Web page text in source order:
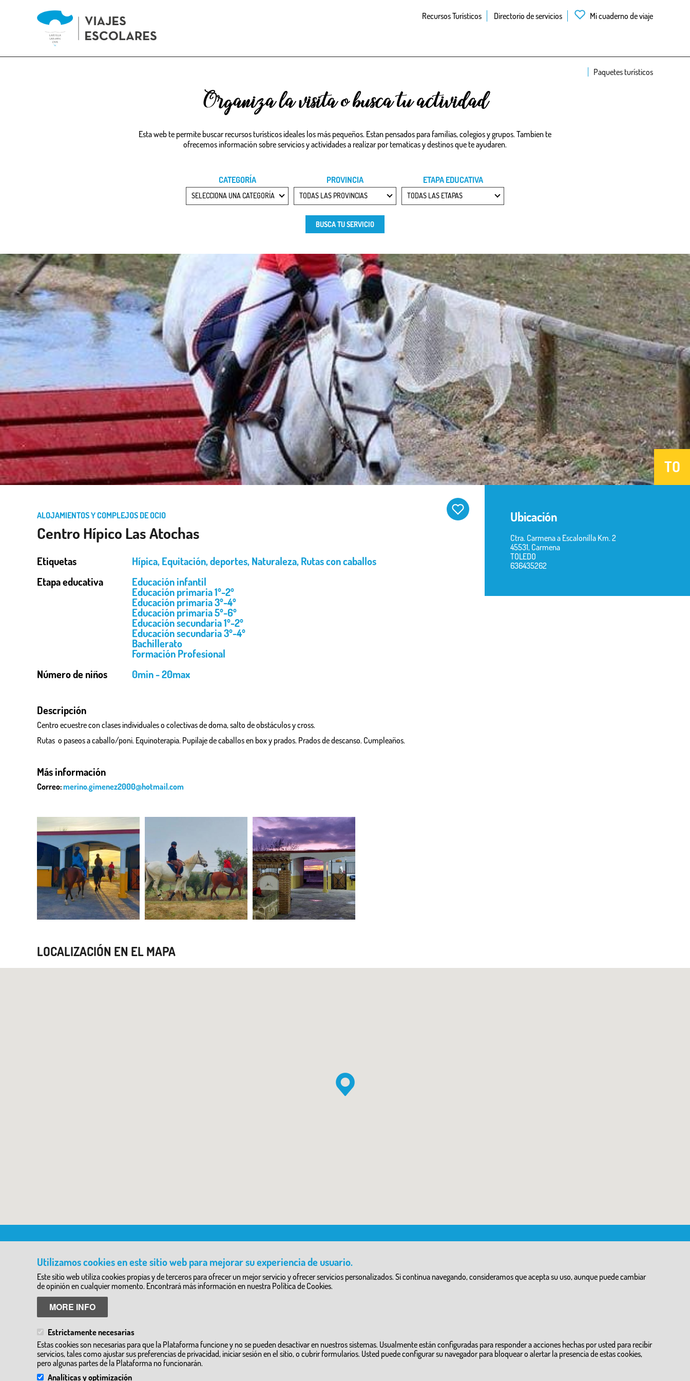
Utilizamos cookies en este sitio web para mejorar su experiencia de usuario.
Este sitio web utiliza cookies propias y de terceros para ofrecer un mejor servicio y ofrecer servicios personalizados. Si continua navegando, consideramos que acepta su uso, aunque puede cambiar
de opinión en cualquier momento. Encontrará más información en nuestra Política de Cookies.
MORE INFO
Estrictamente necesarias
Estas cookies son necesarias para que la Plataforma funcione y no se pueden desactivar en nuestros sistemas. Usualmente están configuradas para responder a acciones hechas por usted para recibir
servicios, tales como ajustar sus preferencias de privacidad, iniciar sesión en el sitio, o cubrir formularios. Usted puede configurar su navegador para bloquear o alertar la presencia de estas cookies,
pero algunas partes de la Plataforma no funcionarán.
Analíticas y optimización
Recursos Turísticos Directorio de servicios Mi cuaderno de viaje
Paquetes turísticos
Organiza la visita o busca tu actividad
Esta web te permite buscar recursos turísticos ideales los más pequeños. Estan pensados para familias, colegios y grupos. Tambien te
ofrecemos información sobre servicios y actividades a realizar por tematicas y destinos que te ayudaren.
CATEGORÍA
SELECCIONA UNA CATEGORÍA
PROVINCIA
TODAS LAS PROVINCIAS
ETAPA EDUCATIVA
TODAS LAS ETAPAS
BUSCA TU SERVICIO
TO
Ubicación
Ctra. Carmena a Escalonilla Km. 2
45531, Carmena
TOLEDO
636435262
ALOJAMIENTOS Y COMPLEJOS DE OCIO
Centro Hípico Las Atochas
Etiquetas Hípica,Equitación,deportes,Naturaleza,Rutas con caballos
Etapa educativa
Educación infantil
Educación primaria 1º-2º
Educación primaria 3º-4º
Educación primaria 5º-6º
Educación secundaria 1º-2º
Educación secundaria 3º-4º
Bachillerato
Formación Profesional
Número de niños
0min - 20max
Descripción
Centro ecuestre con clases individuales o colectivas de doma, salto de obstáculos y cross.
Rutas o paseos a caballo/poni. Equinoterapia. Pupilaje de caballos en box y prados. Prados de descanso. Cumpleaños.
Más información
Correo:merino.gimenez2000@hotmail.com
LOCALIZACIÓN EN EL MAPA
Naturaleza y Aventura
Historia y Etnología
Historia del Arte
Ciencia y Tecnología
Arqueología
Granjas Escuela y Zoos
Empresas de turismo activo y ecoturismo
Inmersiones Lingüisticas
www.turismocastillalamancha.es
cultura.castillalamancha.es
dgturismo-artesania@jccm.es